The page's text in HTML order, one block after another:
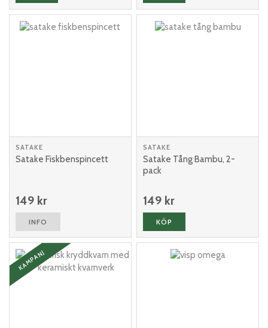
SATAKE
Satake Fiskbenspincett
149 kr
INFO
SATAKE
Satake Tång Bambu, 2-
pack
149 kr
KÖP
KAMPANJ